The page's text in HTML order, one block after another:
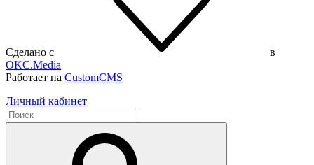
Сделано с
в
OKC.Media
Работает на CustomCMS
Личный кабинет